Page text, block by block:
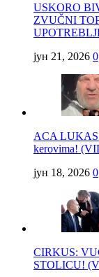
USKORO
ZVUČNI
јун 21, 2026 0
ACA LUKAS:
kerovima!
јун 18, 2026 0
CIRKUS:
STOLICU!